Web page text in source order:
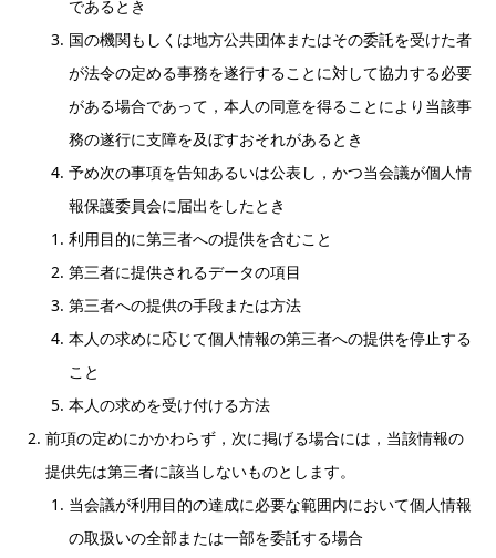
であるとき
国の機関もしくは地方公共団体またはその委託を受けた者
が法令の定める事務を遂行することに対して協力する必要
がある場合であって，本人の同意を得ることにより当該事
務の遂行に支障を及ぼすおそれがあるとき
予め次の事項を告知あるいは公表し，かつ当会議が個人情
報保護委員会に届出をしたとき
利用目的に第三者への提供を含むこと
第三者に提供されるデータの項目
第三者への提供の手段または方法
本人の求めに応じて個人情報の第三者への提供を停止する
こと
本人の求めを受け付ける方法
前項の定めにかかわらず，次に掲げる場合には，当該情報の
提供先は第三者に該当しないものとします。
当会議が利用目的の達成に必要な範囲内において個人情報
の取扱いの全部または一部を委託する場合